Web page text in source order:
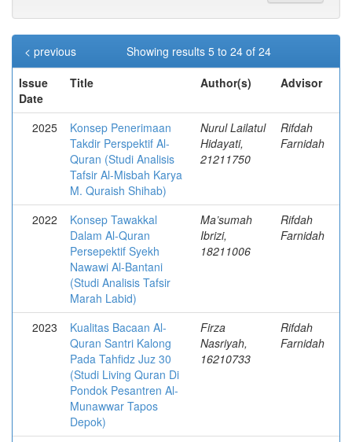
Showing results 5 to 24 of 24
< previous
Issue
Date
Title Author(s) Advisor
2025
Konsep Penerimaan
Takdir Perspektif Al-
Quran (Studi Analisis
Tafsir Al-Misbah Karya
M. Quraish Shihab)
Nurul Lailatul
Hidayati,
21211750
Rifdah
Farnidah
2022
Konsep Tawakkal
Dalam Al-Quran
Persepektif Syekh
Nawawi Al-Bantani
(Studi Analisis Tafsir
Marah Labid)
Ma’sumah
Ibrizi,
18211006
Rifdah
Farnidah
2023
Kualitas Bacaan Al-
Quran Santri Kalong
Pada Tahfidz Juz 30
(Studi Living Quran Di
Pondok Pesantren Al-
Munawwar Tapos
Depok)
Firza
Nasriyah,
16210733
Rifdah
Farnidah